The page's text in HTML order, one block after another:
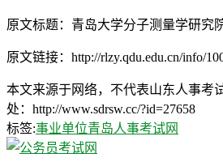
原文标题：青岛大学分子测量学研究
原文链接：http://rlzy.qdu.edu.cn/info/
本文来源于网络，不代表山东人事考
处：http://www.sdrsw.cc/?id=27658
标签:事业单位青岛人事考试网